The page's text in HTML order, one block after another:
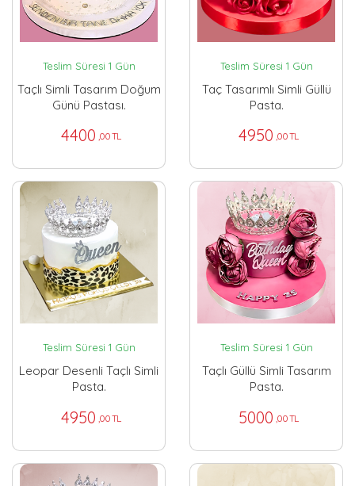
Teslim Süresi 1 Gün
Taçlı Simli Tasarım Doğum
Günü Pastası.
4400 ,00 TL
Teslim Süresi 1 Gün
Taç Tasarımlı Simli Güllü
Pasta.
4950 ,00 TL
Teslim Süresi 1 Gün
Leopar Desenli Taçlı Simli
Pasta.
4950 ,00 TL
Teslim Süresi 1 Gün
Taçlı Güllü Simli Tasarım
Pasta.
5000 ,00 TL